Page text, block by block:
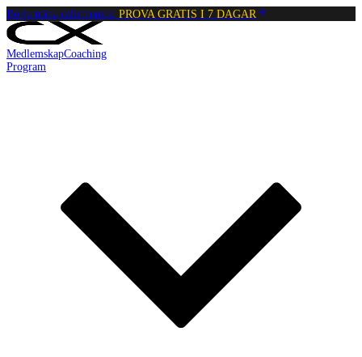
Börja träna calisthenics: PROVA GRATIS I 7 DAGAR
MedlemskapCoaching
Program